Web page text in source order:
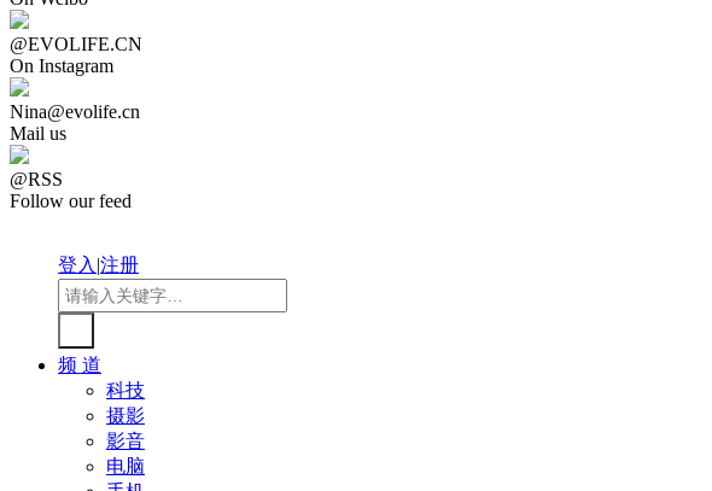
@EVOLIFE.CN
On Instagram
Nina@evolife.cn
Mail us
@RSS
Follow our feed
登入|注册
频 道
科技
摄影
影音
电脑